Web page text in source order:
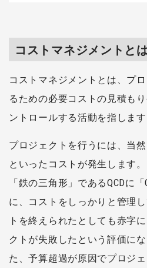
コストマネジメントとは
コストマネジメントとは、プ
るための必要コストの見積も
ントロールする活動を指します
プロジェクトを行うには、当
といったコストが発生します
「鉄の三角形」であるQCDに
に、コストをしっかりと管理
トを終えられたとしても赤字
クトが失敗したという評価に
た、予算超過が原因でプロジ